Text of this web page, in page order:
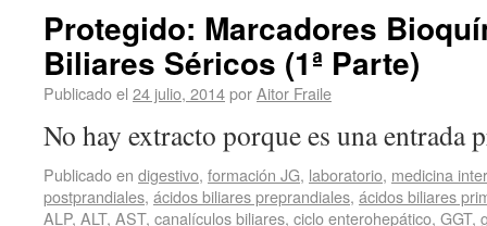
Protegido: Marcadores
Biliares Séricos (1ª Parte)
Publicado el 24 julio, 2014porAitor Fraile
No hay extracto porque es una entrada
Publicado en digestivo, formación JG, laboratorio, medicina
postprandiales, ácidos biliares preprandiales, ácidos biliares
ALP, ALT, AST, canalículos biliares, ciclo enterohepático, GGT,